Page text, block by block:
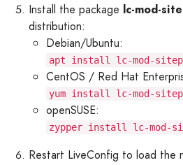
Install the package lc-mod-
distribution:
Debian/Ubuntu:
apt install lc-mod-
CentOS / Red Hat
yum install lc-mod-
openSUSE:
zypper install lc-mod-
Restart LiveConfig to load the